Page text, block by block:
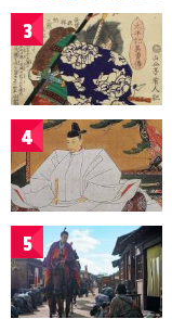
3
4
5